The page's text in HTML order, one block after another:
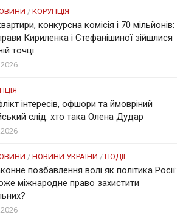
/ КОРУПЦІЯ
конкурсна комісія і 70 мільйонів:
Кириленка і Стефанішиної зійшлися
точці
інтересів, офшори та ймовріний
слід: хто така Олена Дудар
/ НОВИНИ УКРАЇНИ / ПОДІЇ
позбавлення волі як політика Росії:
міжнародне право захистити